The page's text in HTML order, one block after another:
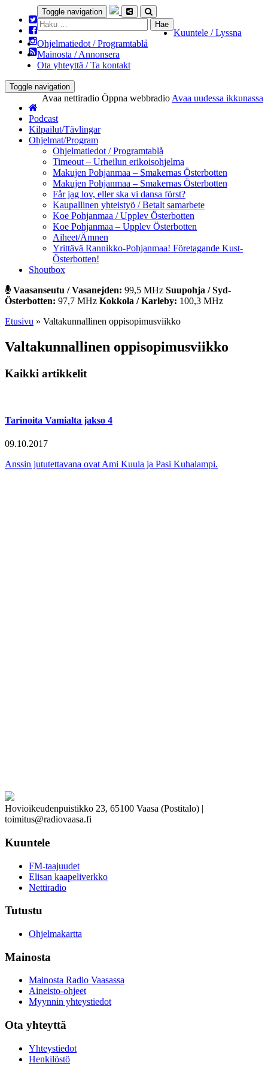
Toggle navigation
Haku:
Kuuntele / Lyssna
Ohjelmatiedot / Programtablå
Mainosta / Annonsera
Ota yhteyttä / Ta kontakt
Toggle navigation
Avaa nettiradio Öppna webbradio Avaa uudessa ikkunassa
Podcast
Kilpailut/Tävlingar
Ohjelmat/Program
Ohjelmatiedot / Programtablå
Timeout – Urheilun erikoisohjelma
Makujen Pohjanmaa – Smakernas Österbotten
Makujen Pohjanmaa – Smakernas Österbotten
Får jag lov, eller ska vi dansa först?
Kaupallinen yhteistyö / Betalt samarbete
Koe Pohjanmaa / Upplev Österbotten
Koe Pohjanmaa – Upplev Österbotten
Aiheet/Ämnen
Yrittävä Rannikko-Pohjanmaa! Företagande Kust-
Österbotten!
Shoutbox
Vaasanseutu / Vasanejden: 99,5 MHz Suupohja / Syd-
Österbotten: 97,7 MHz Kokkola / Karleby: 100,3 MHz
Etusivu » Valtakunnallinen oppisopimusviikko
Valtakunnallinen oppisopimusviikko
Kaikki artikkelit
Tarinoita Vamialta jakso 4
09.10.2017
Anssin jututettavana ovat Ami Kuula ja Pasi Kuhalampi.
Hovioikeudenpuistikko 23, 65100 Vaasa (Postitalo) |
toimitus@radiovaasa.fi
Kuuntele
FM-taajuudet
Elisan kaapeliverkko
Nettiradio
Tutustu
Ohjelmakartta
Mainosta
Mainosta Radio Vaasassa
Aineisto-ohjeet
Myynnin yhteystiedot
Ota yhteyttä
Yhteystiedot
Henkilöstö